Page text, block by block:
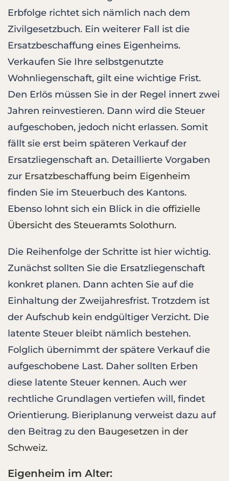
Erbfolge richtet sich nämlich nach dem
Zivilgesetzbuch. Ein weiterer Fall ist die
Ersatzbeschaffung eines Eigenheims.
Verkaufen Sie Ihre selbstgenutzte
Wohnliegenschaft, gilt eine wichtige Frist.
Den Erlös müssen Sie in der Regel innert zwei
Jahren reinvestieren. Dann wird die Steuer
aufgeschoben, jedoch nicht erlassen. Somit
fällt sie erst beim späteren Verkauf der
Ersatzliegenschaft an. Detaillierte Vorgaben
zur Ersatzbeschaffung beim Eigenheim
finden Sie im Steuerbuch des Kantons.
Ebenso lohnt sich ein Blick in die offizielle
Übersicht des Steueramts Solothurn.
Die Reihenfolge der Schritte ist hier wichtig.
Zunächst sollten Sie die Ersatzliegenschaft
konkret planen. Dann achten Sie auf die
Einhaltung der Zweijahresfrist. Trotzdem ist
der Aufschub kein endgültiger Verzicht. Die
latente Steuer bleibt nämlich bestehen.
Folglich übernimmt der spätere Verkauf die
aufgeschobene Last. Daher sollten Erben
diese latente Steuer kennen. Auch wer
rechtliche Grundlagen vertiefen will, findet
Orientierung. Bieriplanung verweist dazu auf
den Beitrag zu den Baugesetzen in der
Schweiz.
Eigenheim im Alter: